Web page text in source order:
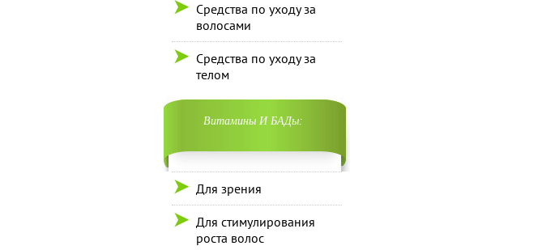
Средства по уходу за
волосами
Средства по уходу за
телом
Витамины И БАДы:
Для зрения
Для стимулирования
роста волос